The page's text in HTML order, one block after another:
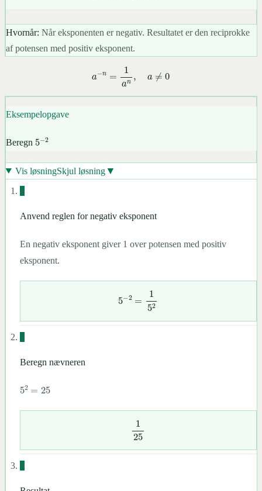
Hvornår: Når eksponenten er negativ. Resultatet er den reciprokke
af potensen med positiv eksponent.
=1
Eksempelopgave
Beregn 5−2
Vis løsningSkjul løsning▼
1
Anvend reglen for negativ eksponent
En negativ eksponent giver 1 over potensen med positiv
eksponent.
52
2
Beregn nævneren
52 25
125
3